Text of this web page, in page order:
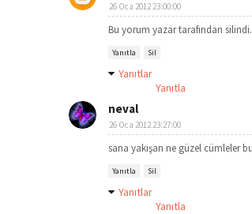
26 Oca 2012 23:00:00
Bu yorum yazar tarafından silindi.
Yanıtla Sil
Yanıtlar
Yanıtla
neval
26 Oca 2012 23:27:00
sana yakışan ne güzel cümleler
Yanıtla Sil
Yanıtlar
Yanıtla